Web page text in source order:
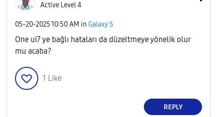
Active Level 4
‎05-20-202510:50 AM in Galaxy S
One ui7 ye bağlı hataları da düzeltmeye yönelik olur
mu acaba?
1 Like
REPLY